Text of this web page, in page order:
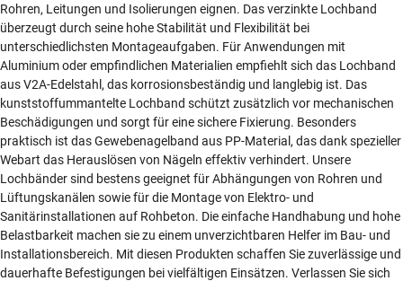
Rohren, Leitungen und Isolierungen eignen. Das verzinkte Lochband
überzeugt durch seine hohe Stabilität und Flexibilität bei
unterschiedlichsten Montageaufgaben. Für Anwendungen mit
Aluminium oder empfindlichen Materialien empfiehlt sich das Lochband
aus V2A-Edelstahl, das korrosionsbeständig und langlebig ist. Das
kunststoffummantelte Lochband schützt zusätzlich vor mechanischen
Beschädigungen und sorgt für eine sichere Fixierung. Besonders
praktisch ist das Gewebenagelband aus PP-Material, das dank spezieller
Webart das Herauslösen von Nägeln effektiv verhindert. Unsere
Lochbänder sind bestens geeignet für Abhängungen von Rohren und
Lüftungskanälen sowie für die Montage von Elektro- und
Sanitärinstallationen auf Rohbeton. Die einfache Handhabung und hohe
Belastbarkeit machen sie zu einem unverzichtbaren Helfer im Bau- und
Installationsbereich. Mit diesen Produkten schaffen Sie zuverlässige und
dauerhafte Befestigungen bei vielfältigen Einsätzen. Verlassen Sie sich